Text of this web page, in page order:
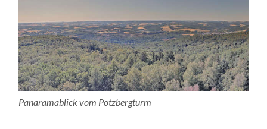
Panaramablick vom Potzbergturm